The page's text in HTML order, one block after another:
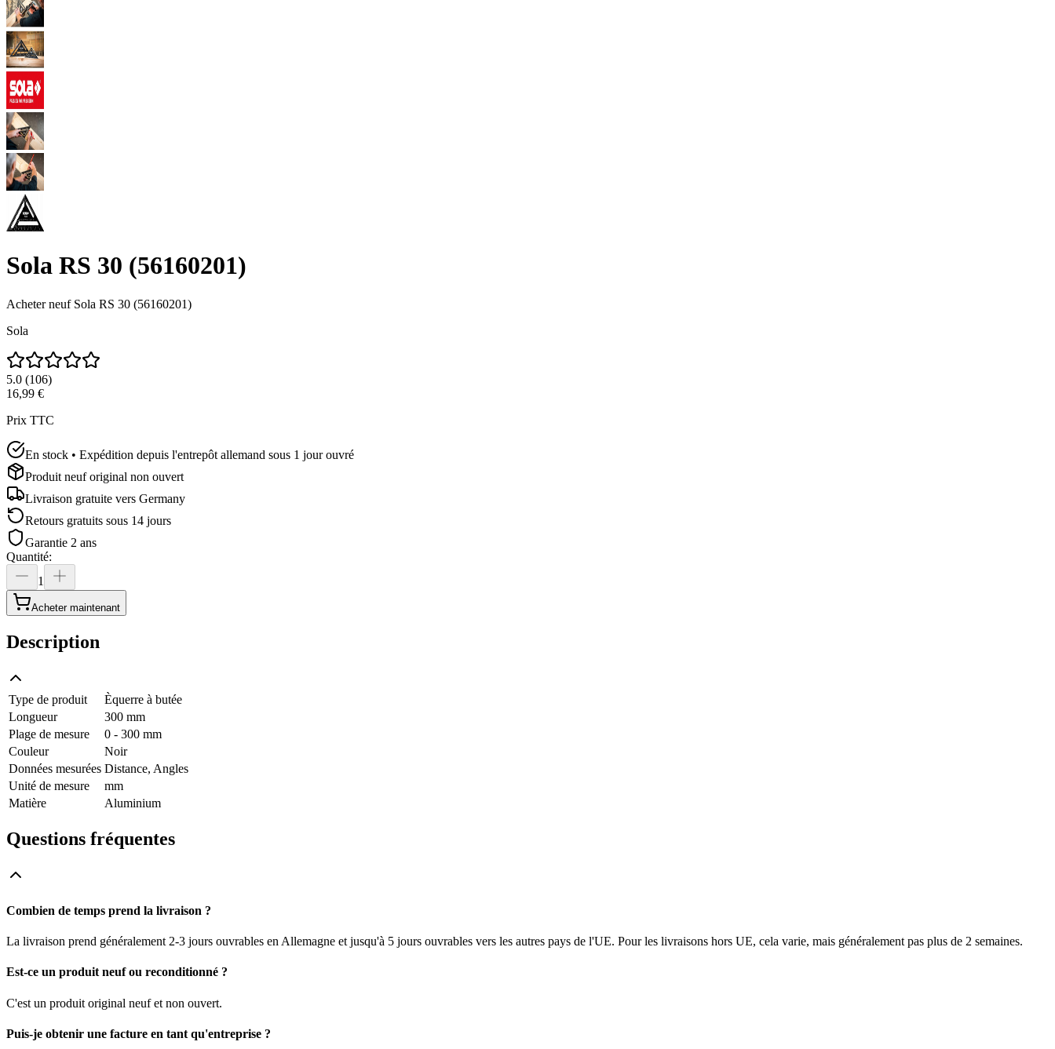
Sola RS 30 (56160201)
Acheter neuf Sola RS 30 (56160201)
Sola
5.0 (106)
16,99 €
Prix TTC
En stock • Expédition depuis l'entrepôt allemand sous 1 jour ouvré
Produit neuf original non ouvert
Livraison gratuite vers Germany
Retours gratuits sous 14 jours
Garantie 2 ans
Quantité:
1
Acheter maintenant
Description
Type de produit
Èquerre à butée
Longueur
300 mm
Plage de mesure
0 - 300 mm
Couleur
Noir
Données mesurées Distance, Angles
Unité de mesure
mm
Matière
Aluminium
Questions fréquentes
Combien de temps prend la livraison ?
La livraison prend généralement 2-3 jours ouvrables en Allemagne et jusqu'à 5 jours ouvrables vers les autres pays de l'UE. Pour les livraisons hors UE, cela varie, mais généralement pas plus de 2 semaines.
Est-ce un produit neuf ou reconditionné ?
C'est un produit original neuf et non ouvert.
Puis-je obtenir une facture en tant qu'entreprise ?